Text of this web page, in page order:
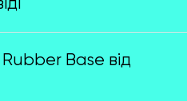
Base від